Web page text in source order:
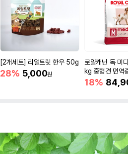
[2개세트] 리얼트릿 한우 50g
28% 5,000원
로얄캐닌 독 미
kg 중형견 면역
18%